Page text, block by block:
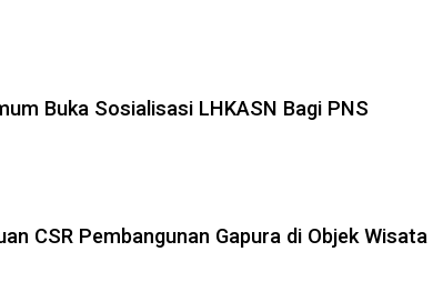
Buka Sosialisasi LHKASN Bagi PNS
CSR Pembangunan Gapura di Objek Wisata